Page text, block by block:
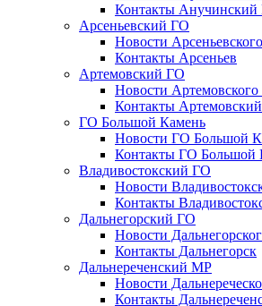
Контакты
Арсеньевский ГО
Новости
Контакты Арсеньев
Артемовский ГО
Новости
Контакты
ГО Большой Камень
Новости ГО Большой
Контакты ГО Большой
Владивостокский ГО
Новости
Контакты
Дальнегорский ГО
Новости
Контакты Дальнегорск
Дальнереченский МР
Новости
Контакты